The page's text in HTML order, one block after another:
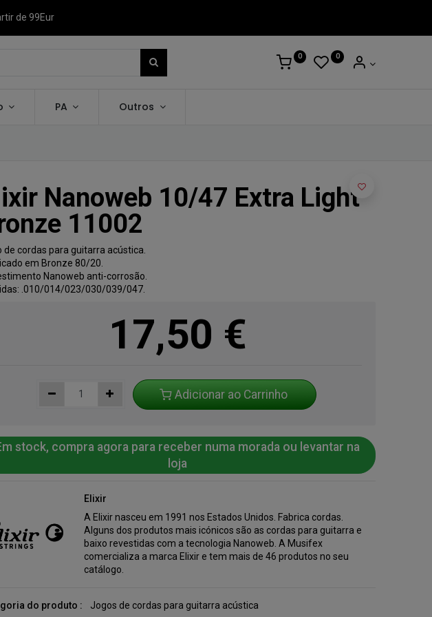
de 99Eur
0 0
PA Outros
Nanoweb 10/47 Extra Light
11002
de cordas para guitarra acústica.
em Bronze 80/20.
Nanoweb anti-corrosão.
.010/014/023/030/039/047.
17,50 €
Adicionar ao Carrinho
stock, compra agora para receber numa morada ou levantar na
loja
Elixir
A Elixir nasceu em 1991 nos Estados Unidos. Fabrica cordas.
Alguns dos produtos mais icónicos são as cordas para guitarra e
baixo revestidas com a tecnologia Nanoweb. A Musifex
comercializa a marca Elixir e tem mais de 46 produtos no seu
catálogo.
do produto : Jogos de cordas para guitarra acústica